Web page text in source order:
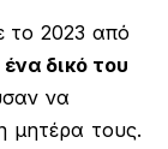
το 2023 από
δικό του
να
μητέρα τους.